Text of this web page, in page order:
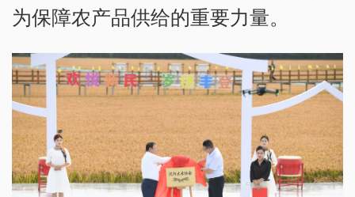
为保障农产品供给的重要力量。